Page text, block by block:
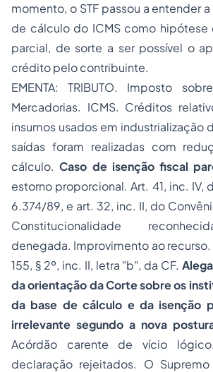
momento, o STF passou a entender
de cálculo do ICMS como hipótese
parcial, de sorte a ser possível o
crédito pelo contribuinte.
EMENTA: TRIBUTO. Imposto
Mercadorias. ICMS. Créditos
insumos usados em industrialização
saídas foram realizadas com
cálculo.Caso de isenção fiscal
estorno proporcional. Art. 41, inc. IV,
6.374/89, e art. 32, inc. II, do
Constitucionalidade
denegada. Improvimento ao
155, § 2º, inc. II, letra "b", da CF.
da orientação da Corte sobre os
da base de cálculo e da isenção
irrelevante segundo a nova
Acórdão carente de vício
declaração rejeitados. O Supremo